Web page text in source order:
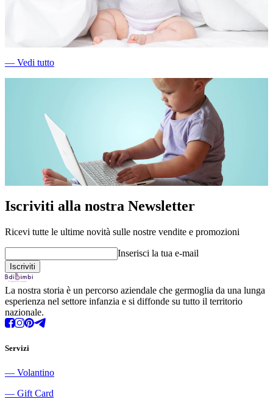
― Vedi tutto
Iscriviti alla nostra Newsletter
Ricevi tutte le ultime novità sulle nostre vendite e promozioni
Inserisci la tua e-mail
La nostra storia è un percorso aziendale che germoglia da una lunga
esperienza nel settore infanzia e si diffonde su tutto il territorio
nazionale.
Servizi
― Volantino
― Gift Card